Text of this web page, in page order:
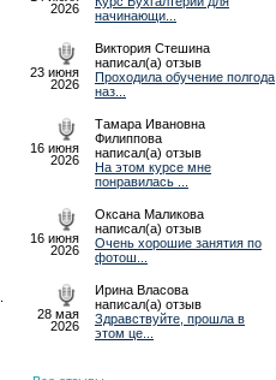
2026
начинающи...
23 июня
2026
Виктория Стешина
написал(а) отзыв
Проходила обучение полгода
наз...
16 июня
2026
Тамара Ивановна
Филиппова
написал(а) отзыв
На этом курсе мне
понравилась ...
16 июня
2026
Оксана Маликова
написал(а) отзыв
Очень хорошие занятия по
фотош...
28 мая
2026
Ирина Власова
написал(а) отзыв
Здравствуйте, прошла в
этом це...